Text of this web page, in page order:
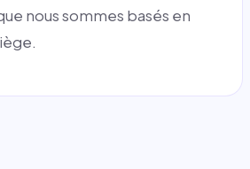
nous sommes basés en